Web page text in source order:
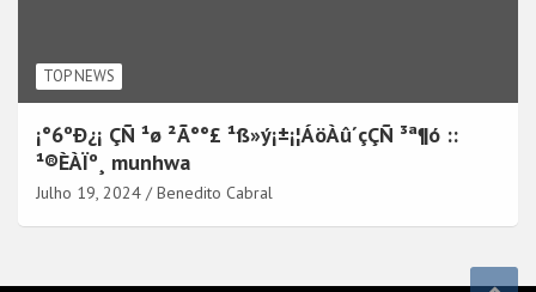
TOP NEWS
¡°6ºÐ¿¡ ÇÑ ¹ø ²Ã°°£ ¹ß»ý¡±¡¦ÁöÀû´çÇÑ ³ª¶ó ::
¹®ÈÀÏº¸ munhwa
Julho 19, 2024 Benedito Cabral